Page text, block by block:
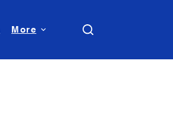
More